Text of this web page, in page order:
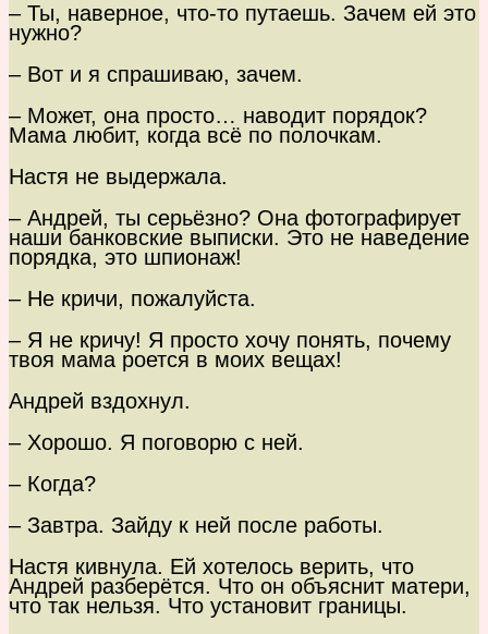
– Ты, наверное, что-то путаешь. Зачем ей это
нужно?
– Вот и я спрашиваю, зачем.
– Может, она просто… наводит порядок?
Мама любит, когда всё по полочкам.
Настя не выдержала.
– Андрей, ты серьёзно? Она фотографирует
наши банковские выписки. Это не наведение
порядка, это шпионаж!
– Не кричи, пожалуйста.
– Я не кричу! Я просто хочу понять, почему
твоя мама роется в моих вещах!
Андрей вздохнул.
– Хорошо. Я поговорю с ней.
– Когда?
– Завтра. Зайду к ней после работы.
Настя кивнула. Ей хотелось верить, что
Андрей разберётся. Что он объяснит матери,
что так нельзя. Что установит границы.